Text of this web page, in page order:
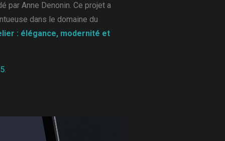
par Anne Denonin. Ce projet a
dans le domaine du
: élégance, modernité et
.